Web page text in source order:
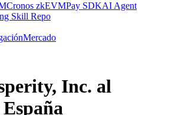
Cronos zkEVMPay SDKAI Agent
Skill Repo
Mercado
Inc. al